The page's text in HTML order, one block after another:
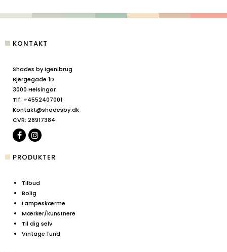
KONTAKT
Shades by IgenIbrug
Bjergegade 1D
3000 Helsingør
Tlf: +4552407001
Kontakt@shadesby.dk
CVR: 28917384
PRODUKTER
Tilbud
Bolig
Lampeskærme
Mærker/kunstnere
Til dig selv
Vintage fund